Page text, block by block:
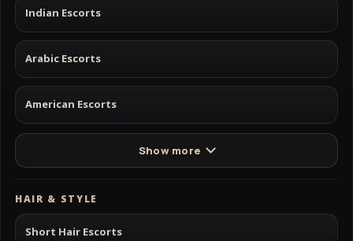
Indian Escorts
Arabic Escorts
American Escorts
Show more
HAIR & STYLE
Short Hair Escorts